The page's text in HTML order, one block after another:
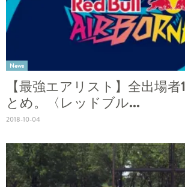
News
【最強エアリスト】全出場
とめ。〈レッドブル...
2018-10-04